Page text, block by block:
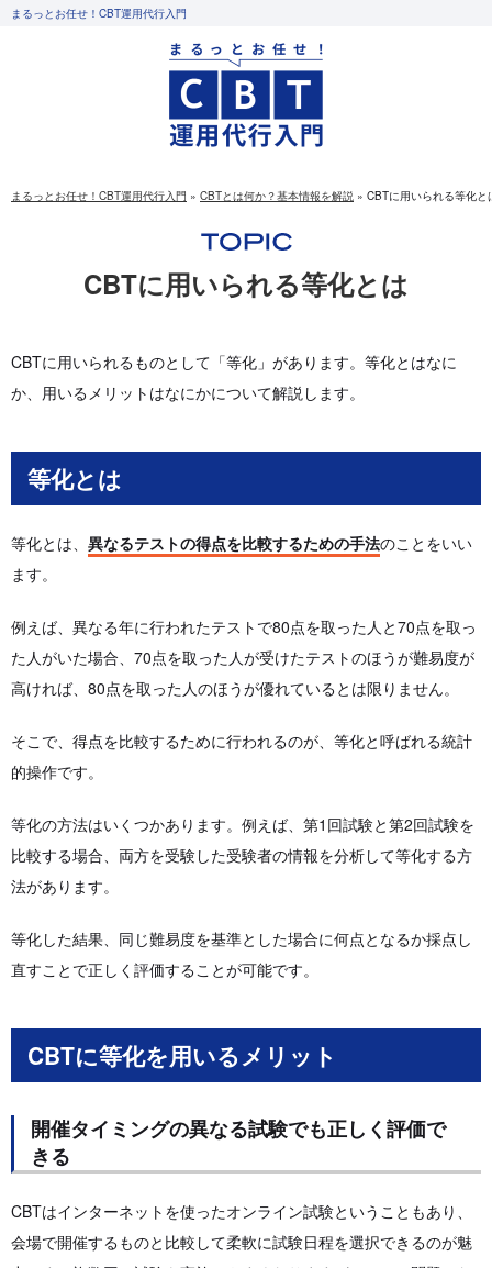
まるっとお任せ！CBT運用代行入門
まるっとお任せ！CBT運用代行入門 » CBTとは何か？基本情報を解説 » CBTに用いられる等化と
CBTに用いられる等化とは
CBTに用いられるものとして「等化」があります。等化とはなに
か、用いるメリットはなにかについて解説します。
等化とは
等化とは、 異なるテストの得点を比較するための手法のことをいい
ます。
例えば、異なる年に行われたテストで80点を取った人と70点を取っ
た人がいた場合、70点を取った人が受けたテストのほうが難易度が
高ければ、80点を取った人のほうが優れているとは限りません。
そこで、得点を比較するために行われるのが、等化と呼ばれる統計
的操作です。
等化の方法はいくつかあります。例えば、第1回試験と第2回試験を
比較する場合、両方を受験した受験者の情報を分析して等化する方
法があります。
等化した結果、同じ難易度を基準とした場合に何点となるか採点し
直すことで正しく評価することが可能です。
CBTに等化を用いるメリット
開催タイミングの異なる試験でも正しく評価で
きる
CBTはインターネットを使ったオンライン試験ということもあり、
会場で開催するものと比較して柔軟に試験日程を選択できるのが魅